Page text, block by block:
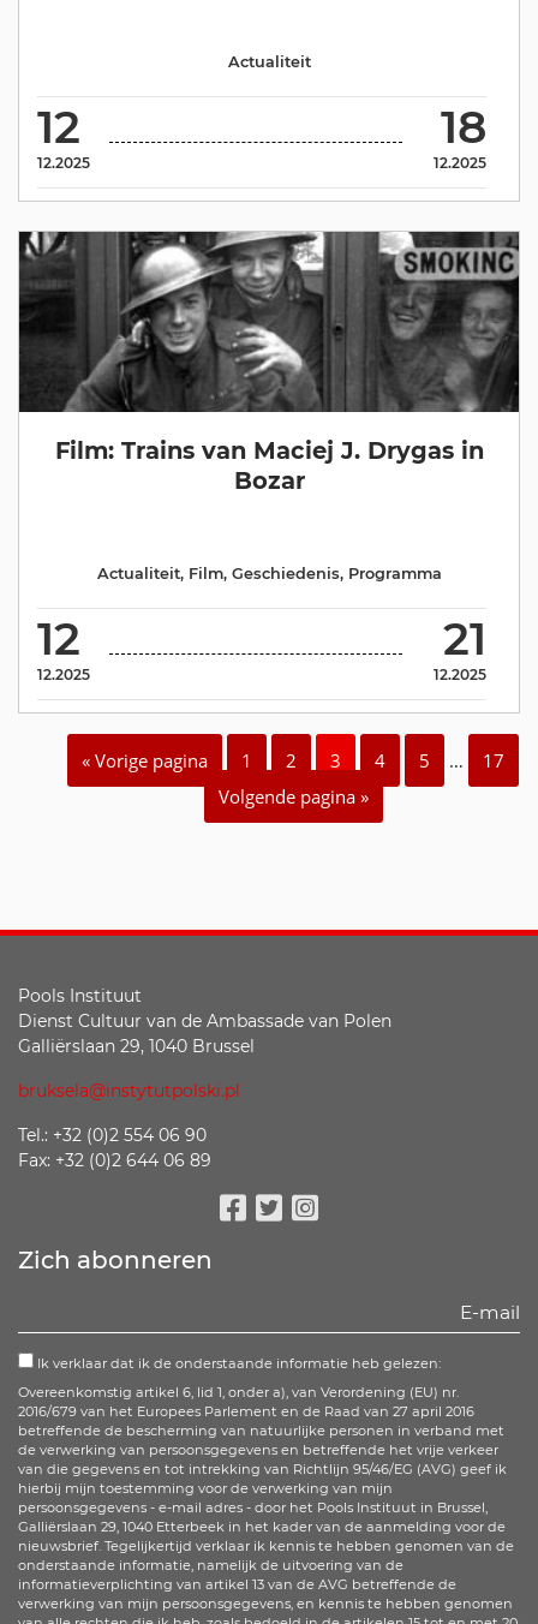
12
12.2025
18
12.2025
Actualiteit
Film: Trains van Maciej J. Drygas in
Bozar
12
12.2025
21
12.2025
Actualiteit, Film, Geschiedenis, Programma
« Vorige pagina 1 2 3 4 5 …
17
Volgende pagina »
Pools Instituut
Dienst Cultuur van de Ambassade van Polen
Galliërslaan 29, 1040 Brussel
bruksela@instytutpolski.pl
Tel.: +32 (0)2 554 06 90
Fax: +32 (0)2 644 06 89
Zich abonneren
Ik verklaar dat ik de onderstaande informatie heb gelezen:
Overeenkomstig artikel 6, lid 1, onder a), van Verordening (EU) nr.
2016/679 van het Europees Parlement en de Raad van 27 april 2016
betreffende de bescherming van natuurlijke personen in verband met
de verwerking van persoonsgegevens en betreffende het vrije verkeer
van die gegevens en tot intrekking van Richtlijn 95/46/EG (AVG) geef ik
hierbij mijn toestemming voor de verwerking van mijn
persoonsgegevens - e-mail adres - door het Pools Instituut in Brussel,
Galliërslaan 29, 1040 Etterbeek in het kader van de aanmelding voor de
nieuwsbrief. Tegelijkertijd verklaar ik kennis te hebben genomen van de
onderstaande informatie, namelijk de uitvoering van de
informatieverplichting van artikel 13 van de AVG betreffende de
verwerking van mijn persoonsgegevens, en kennis te hebben genomen